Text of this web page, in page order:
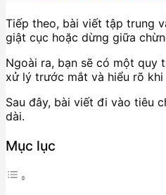
Tiếp theo, bài viết tập trung
giật cục hoặc dừng giữa
Ngoài ra, bạn sẽ có một quy
xử lý trước mắt và hiểu rõ
Sau đây, bài viết đi vào tiêu
dài.
Mục lục